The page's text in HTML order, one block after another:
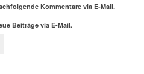
Kommentare via E-Mail.
Beiträge via E-Mail.